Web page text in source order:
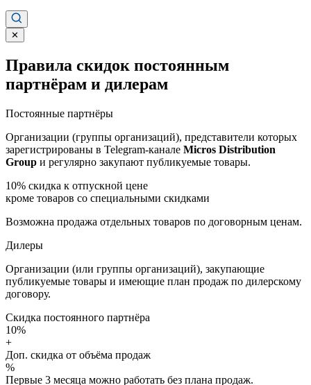
✕
Правила скидок постоянным
партнёрам и дилерам
Постоянные партнёры
Организации (группы организаций), представители которых
зарегистрированы в Telegram-канале Micros Distribution
Group и регулярно закупают публикуемые товары.
10% скидка к отпускной цене
кроме товаров со специальными скидками
Возможна продажа отдельных товаров по договорным ценам.
Дилеры
Организации (или группы организаций), закупающие
публикуемые товары и имеющие план продаж по дилерскому
договору.
Скидка постоянного партнёра
10%
+
Доп. скидка от объёма продаж
%
Первые 3 месяца можно работать без плана продаж.